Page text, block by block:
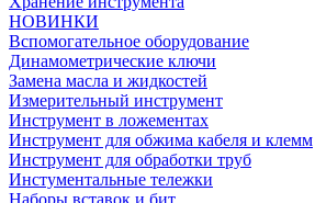
НОВИНКИ
Вспомогательное оборудование
Динамометрические ключи
Замена масла и жидкостей
Измерительный инструмент
Инструмент в ложементах
Инструмент для обжима кабеля и клемм
Инструмент для обработки труб
Инстументальные тележки
Наборы вставок и бит